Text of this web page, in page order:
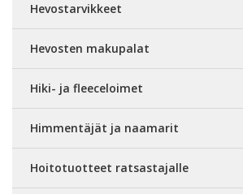
Hevostarvikkeet
Hevosten makupalat
Hiki- ja fleeceloimet
Himmentäjät ja naamarit
Hoitotuotteet ratsastajalle